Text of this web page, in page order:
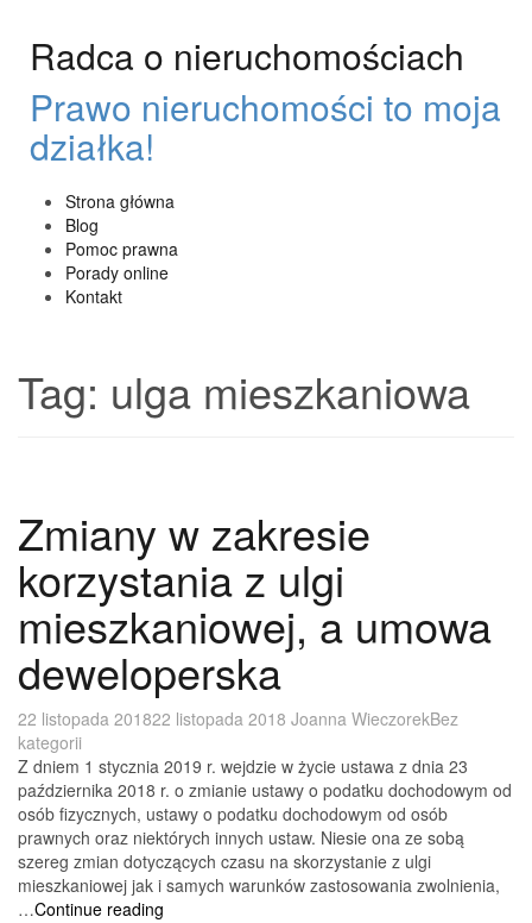
treściRadca o nieruchomościach
Prawo nieruchomości to moja
działka!
Strona główna
Blog
Pomoc prawna
Porady online
Kontakt
Tag: ulga mieszkaniowa
Zmiany w zakresie
korzystania z ulgi
mieszkaniowej, a umowa
deweloperska
22 listopada 201822 listopada 2018 Joanna WieczorekBez
kategorii
Z dniem 1 stycznia 2019 r. wejdzie w życie ustawa z dnia 23
października 2018 r. o zmianie ustawy o podatku dochodowym od
osób fizycznych, ustawy o podatku dochodowym od osób
prawnych oraz niektórych innych ustaw. Niesie ona ze sobą
szereg zmian dotyczących czasu na skorzystanie z ulgi
mieszkaniowej jak i samych warunków zastosowania zwolnienia,
…Continue reading